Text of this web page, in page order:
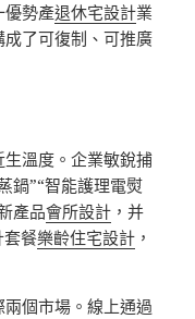
優勢產退休宅設計業
了可復制、可推廣
溫度。企業敏銳捕
鍋”“智能護理電熨
產品會所設計 ，并
套餐樂齡住宅設計 ，
個市場。線上通過